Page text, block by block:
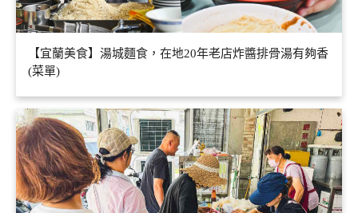
【宜蘭美食】湯城麵食，在地20年老店炸醬排骨湯有夠香
(菜單)